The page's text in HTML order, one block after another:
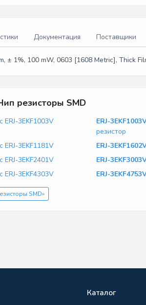
Документация Поставщики
± 1%, 100 mW, 0603 [1608 Metric], Thick
резисторы SMD
3EKF1003V ERJ-
резистор
3EKF1181V ERJ-
3EKF2401V ERJ-
3EKF4303V ERJ-
SMD»
Каталог